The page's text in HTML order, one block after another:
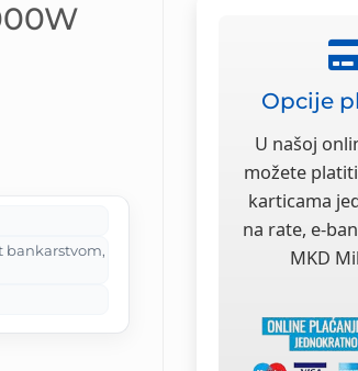
Opcije
U našoj
možete
karticama
na rate, e-
MKD